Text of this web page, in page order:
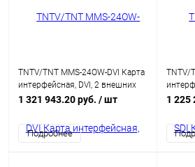
TNTV/TNT MMS-24OW-DVI Карта
интерфейсная, DVI, 2 внешних
выходных порта/4 активных
конвертер
видеоразрешений/scaler;для
1 321 943.20 руб. / шт
Подробнее
TNTV/
1 225